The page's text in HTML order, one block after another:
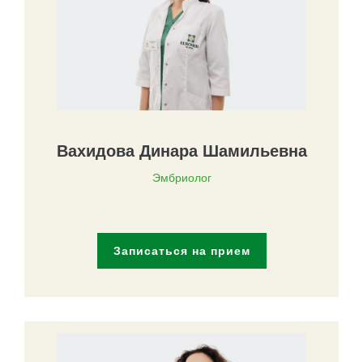
Вахидова Динара Шамильевна
Эмбриолог
Записаться на прием